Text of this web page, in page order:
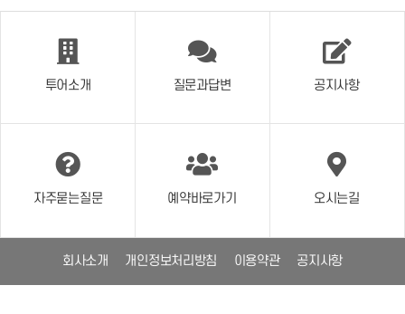
투어소개 질문과답변 공지사항
자주묻는질문 예약바로가기 오시는길
회사소개 개인정보처리방침 이용약관 공지사항